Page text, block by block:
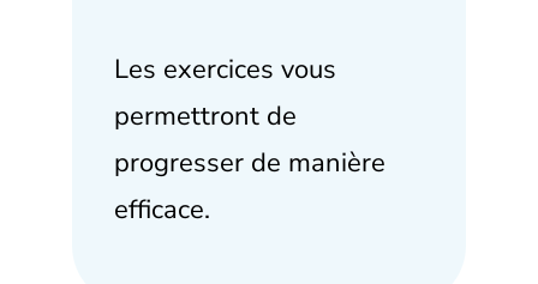
Les exercices vous
permettront de
progresser de manière
efficace.